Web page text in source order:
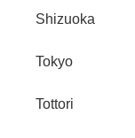
Shizuoka
Tokyo
Tottori